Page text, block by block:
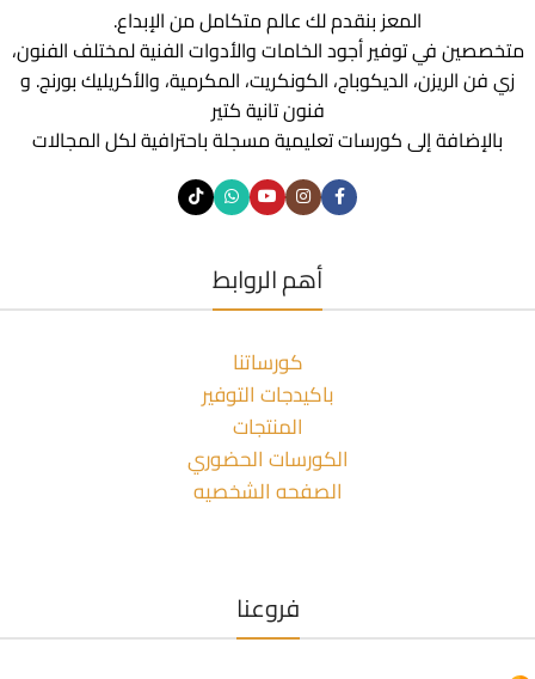
المعز بنقدم لك عالم متكامل من الإبداع.
متخصصين في توفير أجود الخامات والأدوات الفنية لمختلف الفنون،
زي فن الريزن، الديكوباج، الكونكريت، المكرمية، والأكريليك بورنج. و
فنون تانية كتير
بالإضافة إلى كورسات تعليمية مسجلة باحترافية لكل المجالات
أهم الروابط
كورساتنا
باكيدجات التوفير
المنتجات
الكورسات الحضوري
الصفحه الشخصيه
فروعنا